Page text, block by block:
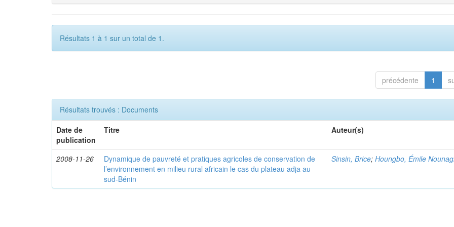
Résultats 1 à 1 sur un total de 1.
précédente 1
Résultats trouvés : Documents
Date de
publication
Titre Auteur(s)
2008-11-26
Dynamique de pauvreté et pratiques agricoles de conservation de
l’environnement en milieu rural africain le cas du plateau adja au
sud-Bénin
Sinsin, Brice;Houngbo, Émile